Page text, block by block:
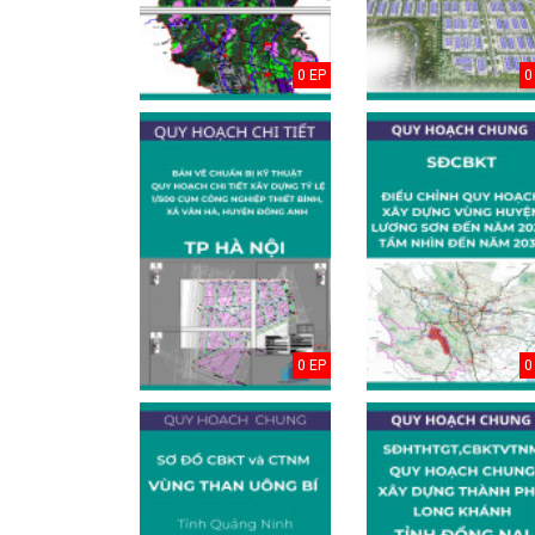
0 EP 0
0 EP 0
Điều chỉnh Quy
hoạch chung xây
dựng đô thị Ki...
Điều chỉnh Quy
hoạch chung
thành phố Hải
Dươn...
Quy hoạch xây
dựng vùng
huyện Nam Sách
đến nă...
Quy hoạch xây
dựng vùng
huyện Kim
Thành đến n...